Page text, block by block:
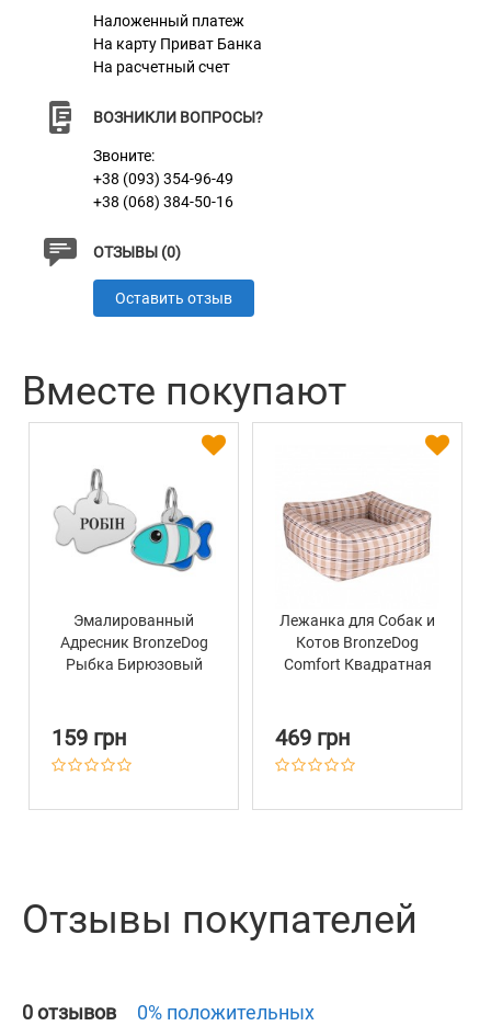
Наложенный платеж
На карту Приват Банка
На расчетный счет
ВОЗНИКЛИ ВОПРОСЫ?
Звоните:
+38 (093) 354-96-49
+38 (068) 384-50-16
ОТЗЫВЫ (0)
Оставить отзыв
Вместе покупают
Эмалированный
Адресник BronzeDog
Рыбка Бирюзовый
159 грн
Лежанка для Собак и
Котов BronzeDog
Comfort Квадратная
469 грн
Отзывы покупателей
0 отзывов 0% положительных